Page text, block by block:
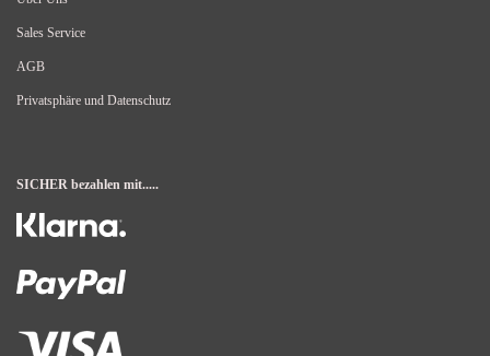
Sales Service
AGB
Privatsphäre und Datenschutz
SICHER bezahlen mit.....